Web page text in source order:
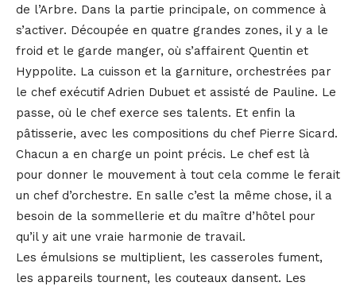
de l’Arbre. Dans la partie principale, on commence à
s’activer. Découpée en quatre grandes zones, il y a le
froid et le garde manger, où s’affairent Quentin et
Hyppolite. La cuisson et la garniture, orchestrées par
le chef exécutif Adrien Dubuet et assisté de Pauline. Le
passe, où le chef exerce ses talents. Et enfin la
pâtisserie, avec les compositions du chef Pierre Sicard.
Chacun a en charge un point précis. Le chef est là
pour donner le mouvement à tout cela comme le ferait
un chef d’orchestre. En salle c’est la même chose, il a
besoin de la sommellerie et du maître d’hôtel pour
qu’il y ait une vraie harmonie de travail.
Les émulsions se multiplient, les casseroles fument,
les appareils tournent, les couteaux dansent. Les